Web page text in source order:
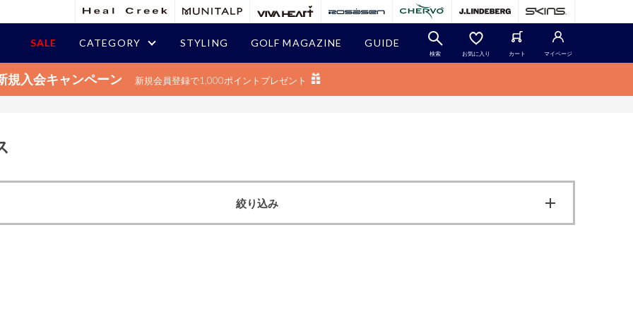
SALE CATEGORY STYLING GOLF MAGAZINE GUIDE
検索 お気に入り カート マイページ
規入会キャンペーン 新規会員登録で1,000ポイントプレゼント
絞り込み